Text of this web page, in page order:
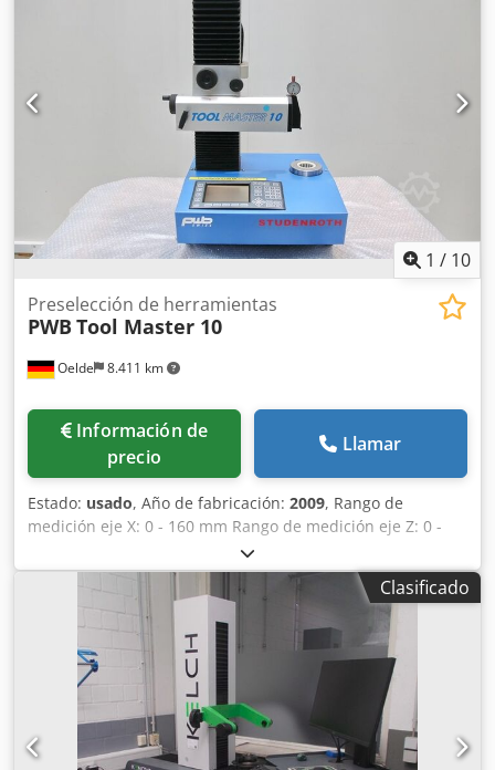
1 / 10
Oelde 8.411 km
Preselección de herramientas
PWB Tool Master 10
Información de
precio
Llamar
Estado: usado, Año de fabricación: 2009, Rango de
medición eje X: 0 - 160 mm Rango de medición eje Z: 0 -
300 mm Portaherramientas: SK 40 / BT 40 Resolución:
0,001 mm Temperatura ambiente: 0 - 45 °C Espacio
requerido: aprox. 0,60 x 0,50 x 0,85 m Peso: aprox. 60 kg
Presetter de herramientas PWB - Tool Master 10
Cjdpezrzqfofx Abzsrf - incluye electrónica de medición
Clasificado